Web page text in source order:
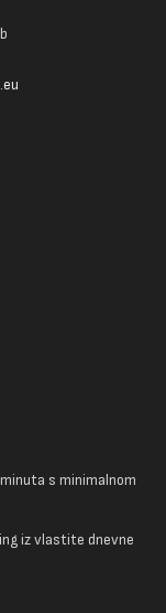
s minimalnom
iz vlastite dnevne